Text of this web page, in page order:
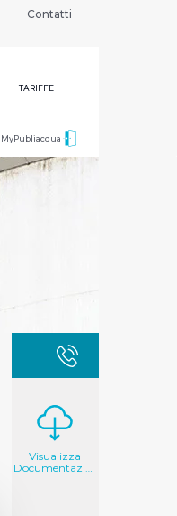
Contatti
TARIFFE
MyPubliacqua
Visualizza
Documentazione